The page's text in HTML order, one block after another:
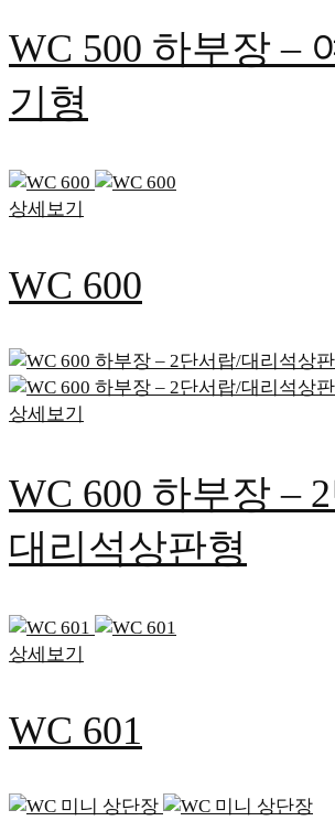
WC 500 하부장 –
기형
상세보기
WC 600
상세보기
WC 600 하부장 –
대리석상판형
상세보기
WC 601